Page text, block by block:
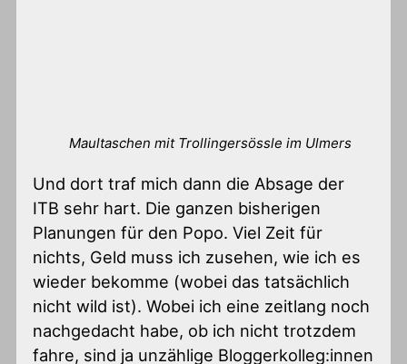
Maultaschen mit Trollingersössle im Ulmers
Und dort traf mich dann die Absage der
ITB sehr hart. Die ganzen bisherigen
Planungen für den Popo. Viel Zeit für
nichts, Geld muss ich zusehen, wie ich es
wieder bekomme (wobei das tatsächlich
nicht wild ist). Wobei ich eine zeitlang noch
nachgedacht habe, ob ich nicht trotzdem
fahre, sind ja unzählige Bloggerkolleg:innen